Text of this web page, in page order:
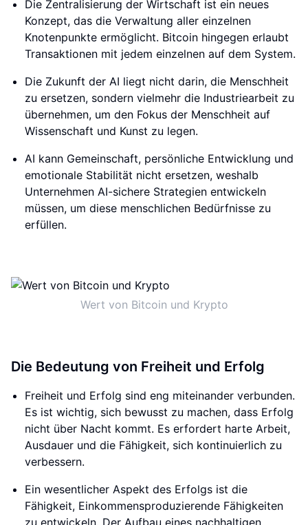
Die Zentralisierung der Wirtschaft ist ein neues
Konzept, das die Verwaltung aller einzelnen
Knotenpunkte ermöglicht. Bitcoin hingegen erlaubt
Transaktionen mit jedem einzelnen auf dem System.
Die Zukunft der AI liegt nicht darin, die Menschheit
zu ersetzen, sondern vielmehr die Industriearbeit zu
übernehmen, um den Fokus der Menschheit auf
Wissenschaft und Kunst zu legen.
AI kann Gemeinschaft, persönliche Entwicklung und
emotionale Stabilität nicht ersetzen, weshalb
Unternehmen AI-sichere Strategien entwickeln
müssen, um diese menschlichen Bedürfnisse zu
erfüllen.
Wert von Bitcoin und Krypto
Die Bedeutung von Freiheit und Erfolg
Freiheit und Erfolg sind eng miteinander verbunden.
Es ist wichtig, sich bewusst zu machen, dass Erfolg
nicht über Nacht kommt. Es erfordert harte Arbeit,
Ausdauer und die Fähigkeit, sich kontinuierlich zu
verbessern.
Ein wesentlicher Aspekt des Erfolgs ist die
Fähigkeit, Einkommensproduzierende Fähigkeiten
zu entwickeln. Der Aufbau eines nachhaltigen